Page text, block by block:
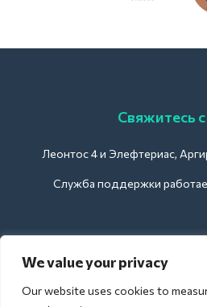
We value your privacy
Our website uses cookies to
Свяжитесь
Леонтос 4 и Элефтериас,
Служба поддержки
Для